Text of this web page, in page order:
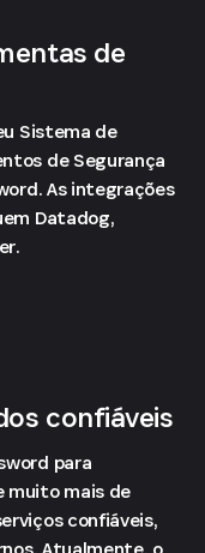
de
Sistema de
de Segurança
As integrações
Datadog,
confiáveis
para
muito mais de
confiáveis,